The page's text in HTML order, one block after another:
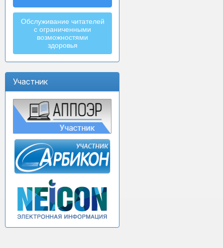
Обслуживание читателей
с ограниченными
возможностями
здоровья
Участник